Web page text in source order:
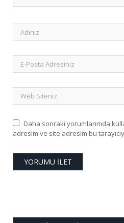
Daha sonraki yorumlarımda
adresim ve site adresim bu